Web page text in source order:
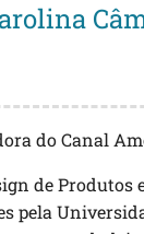
do Canal
de Produtos
pela